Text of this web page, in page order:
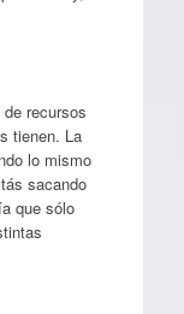
recursos
tienen. La
lo mismo
sacando
que sólo